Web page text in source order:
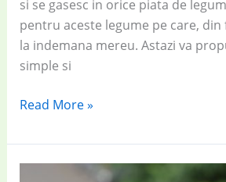
si se gasesc in orice piata de
pentru aceste legume pe care, din
la indemana mereu. Astazi va
simple si
Retete
cu
dovlecei:
Read More »